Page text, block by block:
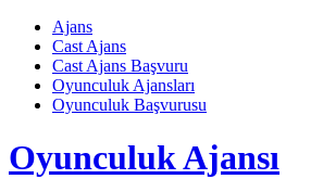
Skip
content
Ajans
Cast Ajans
Cast Ajans Başvuru
Oyunculuk Ajansları
Oyunculuk Başvurusu
Oyunculuk Ajansı